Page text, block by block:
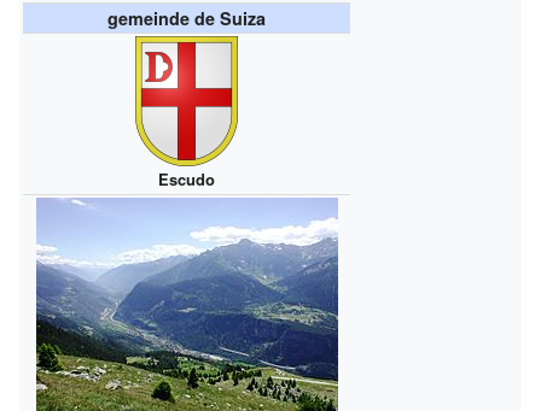
gemeinde de Suiza
Escudo